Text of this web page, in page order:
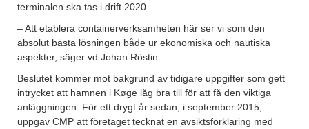
terminalen ska tas i drift 2020.
– Att etablera containerverksamheten här ser vi som den
absolut bästa lösningen både ur ekonomiska och nautiska
aspekter, säger vd Johan Röstin.
Beslutet kommer mot bakgrund av tidigare uppgifter som gett
intrycket att hamnen i Køge låg bra till för att få den viktiga
anläggningen. För ett drygt år sedan, i september 2015,
uppgav CMP att företaget tecknat en avsiktsförklaring med